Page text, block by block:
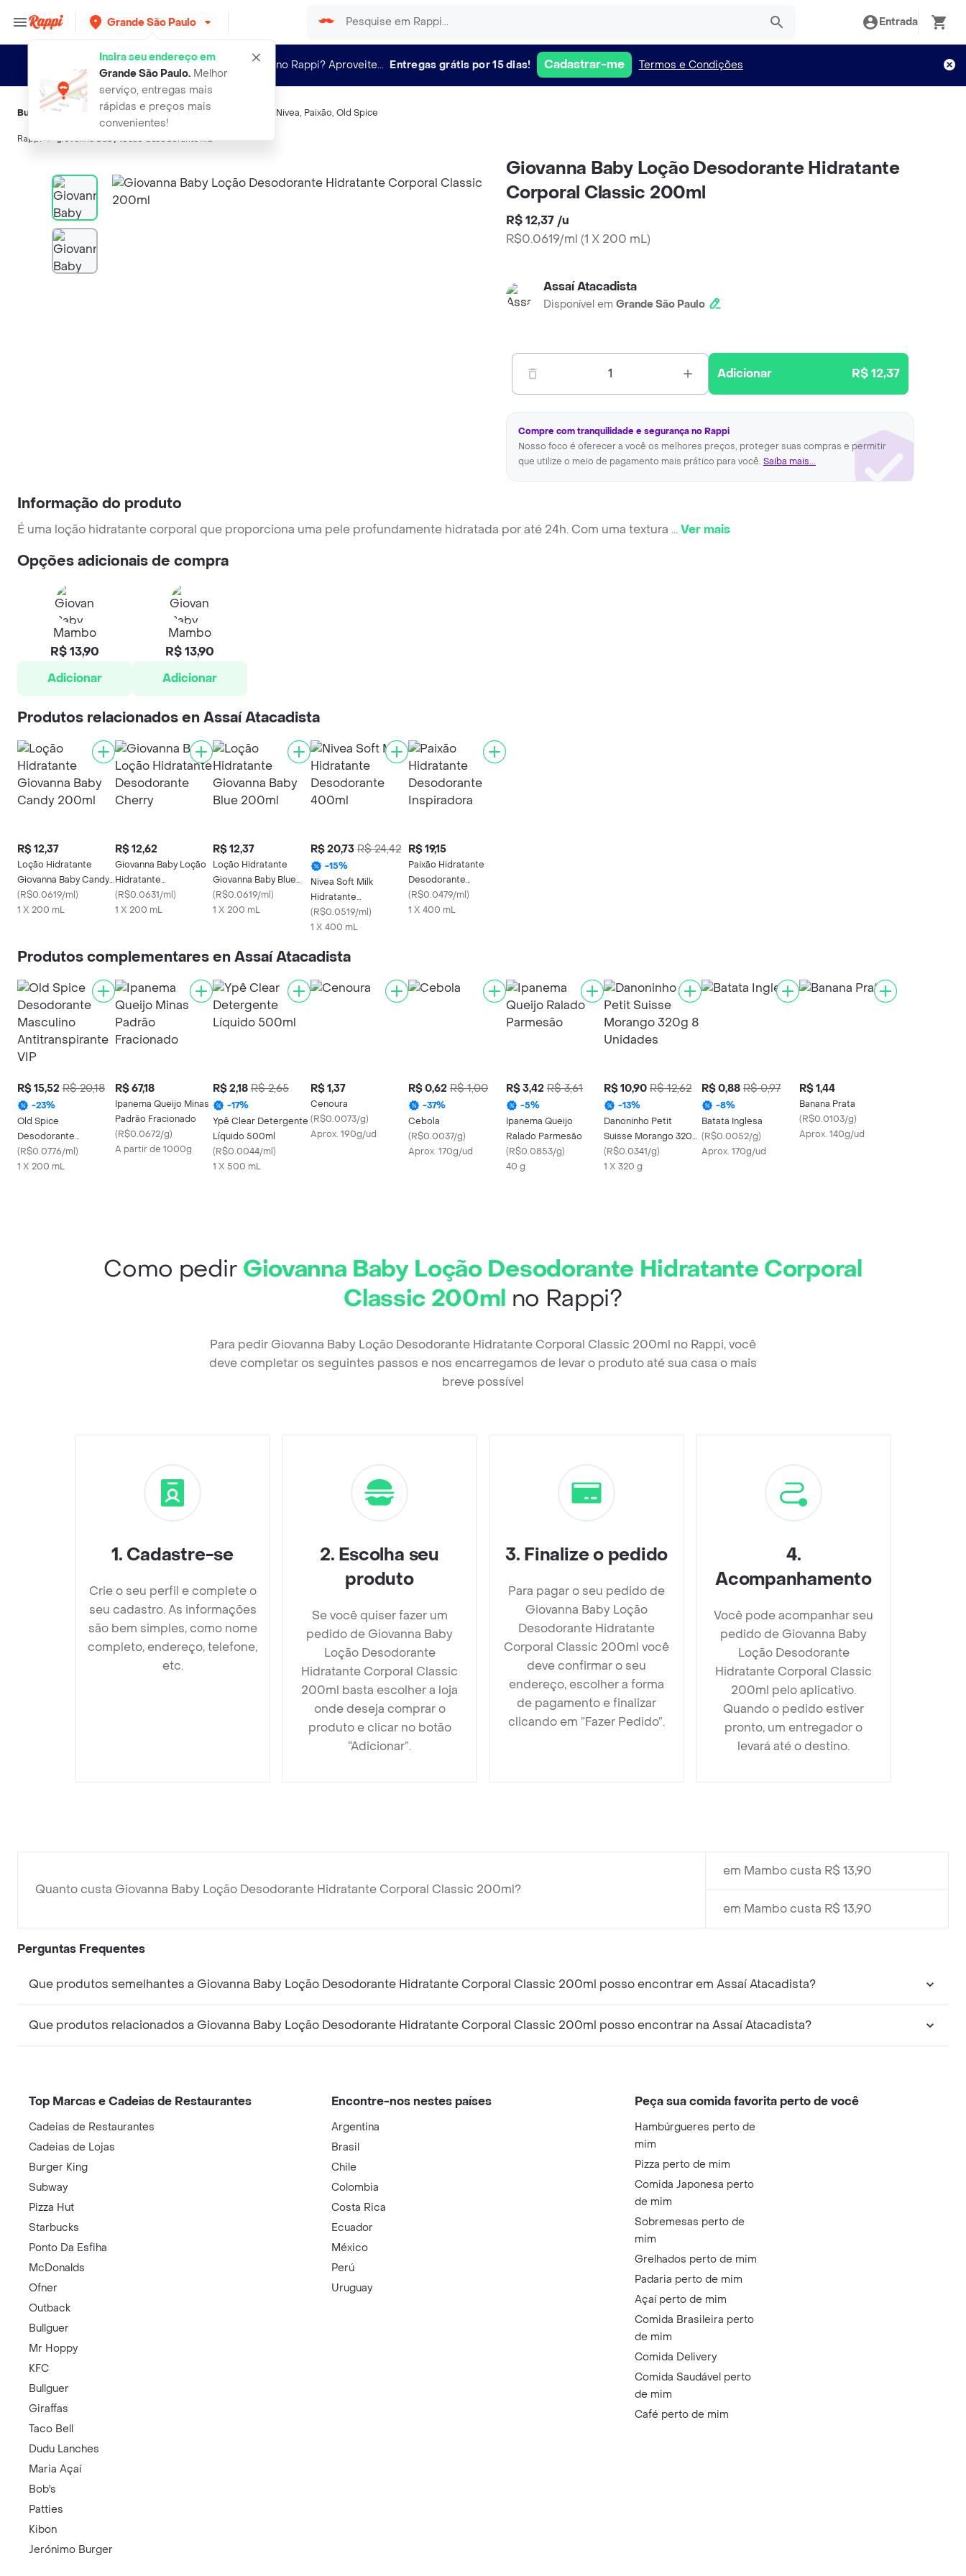
Grande São Paulo
Insira seu endereço em
Grande São Paulo.Melhor
serviço, entregas mais
rápidas e preços mais
convenientes!
Entrada
Novo no Rappi? Aproveite... Entregas grátis por 15 dias! Cadastrar-me Termos e Condições
Buscas relacionadas:Hidratantes corporais,Giovanna Baby Nivea, Paixão, Old Spice
Rappi giovanna baby locao desodorante hid
Giovanna Baby Loção Desodorante Hidratante
Corporal Classic 200ml
R$ 12,37 /u
R$0.0619/ml (1 X 200 mL)
Assaí Atacadista
Disponível em Grande São Paulo
1 Adicionar R$ 12,37
Compre com tranquilidade e segurança no Rappi
Nosso foco é oferecer a você os melhores preços, proteger suas compras e permitir
que utilize o meio de pagamento mais prático para você. Saiba mais...
Informação do produto
É uma loção hidratante corporal que proporciona uma pele profundamente hidratada por até 24h. Com uma textura ...Ver mais
Opções adicionais de compra
Mambo
R$ 13,90
Adicionar
Mambo
R$ 13,90
Adicionar
Produtos relacionados en Assaí Atacadista
R$ 12,37
Loção Hidratante
Giovanna Baby Candy
200ml
(R$0.0619/ml)
1 X 200 mL
R$ 12,62
Giovanna Baby Loção
Hidratante
Desodorante Cherry
(R$0.0631/ml)
1 X 200 mL
R$ 12,37
Loção Hidratante
Giovanna Baby Blue
200ml
(R$0.0619/ml)
1 X 200 mL
R$ 20,73 R$ 24,42
-15%
Nivea Soft Milk
Hidratante
Desodorante 400ml
(R$0.0519/ml)
1 X 400 mL
R$ 19,15
Paixão Hidratante
Desodorante
Inspiradora
(R$0.0479/ml)
1 X 400 mL
Produtos complementares en Assaí Atacadista
R$ 15,52 R$ 20,18
-23%
Old Spice
Desodorante
Masculino
Antitranspirante VIP
(R$0.0776/ml)
1 X 200 mL
R$ 67,18
Ipanema Queijo Minas
Padrão Fracionado
(R$0.0672/g)
A partir de 1000g
R$ 2,18 R$ 2,65
-17%
Ypê Clear Detergente
Líquido 500ml
(R$0.0044/ml)
1 X 500 mL
R$ 1,37
Cenoura
(R$0.0073/g)
Aprox. 190g/ud
R$ 0,62 R$ 1,00
-37%
Cebola
(R$0.0037/g)
Aprox. 170g/ud
R$ 3,42 R$ 3,61
-5%
Ipanema Queijo
Ralado Parmesão
(R$0.0853/g)
40 g
R$ 10,90 R$ 12,62
-13%
Danoninho Petit
Suisse Morango 320g
8 Unidades
(R$0.0341/g)
1 X 320 g
R$ 0,88 R$ 0,97
-8%
Batata Inglesa
(R$0.0052/g)
Aprox. 170g/ud
R$ 1,44
Banana Prata
(R$0.0103/g)
Aprox. 140g/ud
Como pedir Giovanna Baby Loção Desodorante Hidratante Corporal
Classic 200ml no Rappi?
Para pedir Giovanna Baby Loção Desodorante Hidratante Corporal Classic 200ml no Rappi, você
deve completar os seguintes passos e nos encarregamos de levar o produto até sua casa o mais
breve possível
1. Cadastre-se
Crie o seu perfil e complete o
seu cadastro. As informações
são bem simples, como nome
completo, endereço, telefone,
etc.
2. Escolha seu
produto
Se você quiser fazer um
pedido de Giovanna Baby
Loção Desodorante
Hidratante Corporal Classic
200ml basta escolher a loja
onde deseja comprar o
produto e clicar no botão
“Adicionar”.
3. Finalize o pedido
Para pagar o seu pedido de
Giovanna Baby Loção
Desodorante Hidratante
Corporal Classic 200ml você
deve confirmar o seu
endereço, escolher a forma
de pagamento e finalizar
clicando em ”Fazer Pedido”.
4.
Acompanhamento
Você pode acompanhar seu
pedido de Giovanna Baby
Loção Desodorante
Hidratante Corporal Classic
200ml pelo aplicativo.
Quando o pedido estiver
pronto, um entregador o
levará até o destino.
Quanto custa Giovanna Baby Loção Desodorante Hidratante Corporal Classic 200ml?
em Mambo custa R$ 13,90
em Mambo custa R$ 13,90
Perguntas Frequentes
Que produtos semelhantes a Giovanna Baby Loção Desodorante Hidratante Corporal Classic 200ml posso encontrar em Assaí Atacadista?
Que produtos relacionados a Giovanna Baby Loção Desodorante Hidratante Corporal Classic 200ml posso encontrar na Assaí Atacadista?
Top Marcas e Cadeias de Restaurantes
Cadeias de Restaurantes
Cadeias de Lojas
Burger King
Subway
Pizza Hut
Starbucks
Ponto Da Esfiha
McDonalds
Ofner
Outback
Bullguer
Mr Hoppy
KFC
Bullguer
Giraffas
Taco Bell
Dudu Lanches
Maria Açaí
Bob's
Patties
Kibon
Jerónimo Burger
Encontre-nos nestes países
Argentina
Brasil
Chile
Colombia
Costa Rica
Ecuador
México
Perú
Uruguay
Peça sua comida favorita perto de você
Hambúrgueres perto de
mim
Pizza perto de mim
Comida Japonesa perto
de mim
Sobremesas perto de
mim
Grelhados perto de mim
Padaria perto de mim
Açaí perto de mim
Comida Brasileira perto
de mim
Comida Delivery
Comida Saudável perto
de mim
Café perto de mim